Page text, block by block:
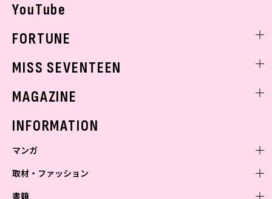
YouTube
FORTUNE
MISS SEVENTEEN
MAGAZINE
INFORMATION
マンガ
少年マンガ
青年マンガ
取材・ファッション
ファッション・美容
書籍